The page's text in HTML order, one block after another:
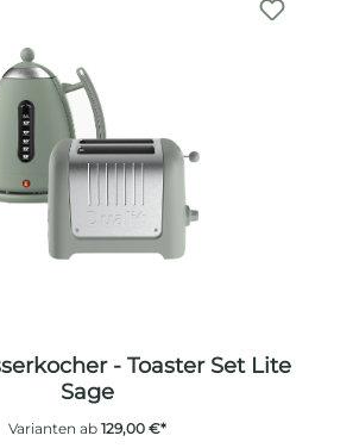
- Toaster Set Lite
Sage
Varianten ab129,00 €*